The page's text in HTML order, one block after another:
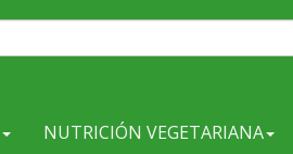
NUTRICIÓN VEGETARIANA